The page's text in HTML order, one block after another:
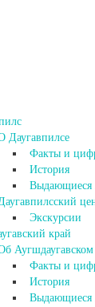
Даугавпилсе
Факты и
История
Выдающиеся
Экскурсии
край
Аугшдаугавском
Факты и
История
Выдающиеся